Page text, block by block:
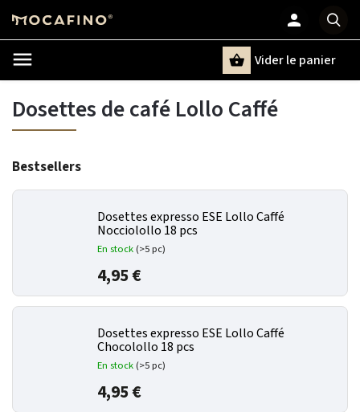
Chercher
Vider le panier
Dosettes de café Lollo Caffé
Bestsellers
Dosettes expresso ESE Lollo Caffé
Nocciolollo 18 pcs
En stock (>5 pc)
4,95 €
Dosettes expresso ESE Lollo Caffé
Chocolollo 18 pcs
En stock (>5 pc)
4,95 €